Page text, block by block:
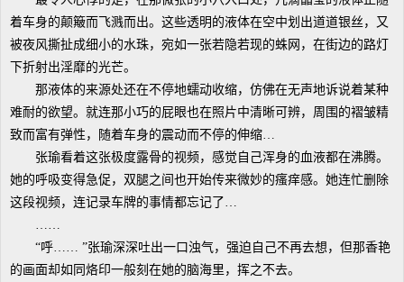
着车身的颠簸而飞溅而出。这些透明的液体在空中划出道道银丝，又
被夜风撕扯成细小的水珠，宛如一张若隐若现的蛛网，在街边的路灯
下折射出淫靡的光芒。
那液体的来源处还在不停地蠕动收缩，仿佛在无声地诉说着某种
难耐的欲望。就连那小巧的屁眼也在照片中清晰可辨，周围的褶皱精
致而富有弹性，随着车身的震动而不停的伸缩…
张瑜看着这张极度露骨的视频，感觉自己浑身的血液都在沸腾。
她的呼吸变得急促，双腿之间也开始传来微妙的瘙痒感。她连忙删除
这段视频，连记录车牌的事情都忘记了…
……
“呼…… ”张瑜深深吐出一口浊气，强迫自己不再去想，但那香艳
的画面却如同烙印一般刻在她的脑海里，挥之不去。